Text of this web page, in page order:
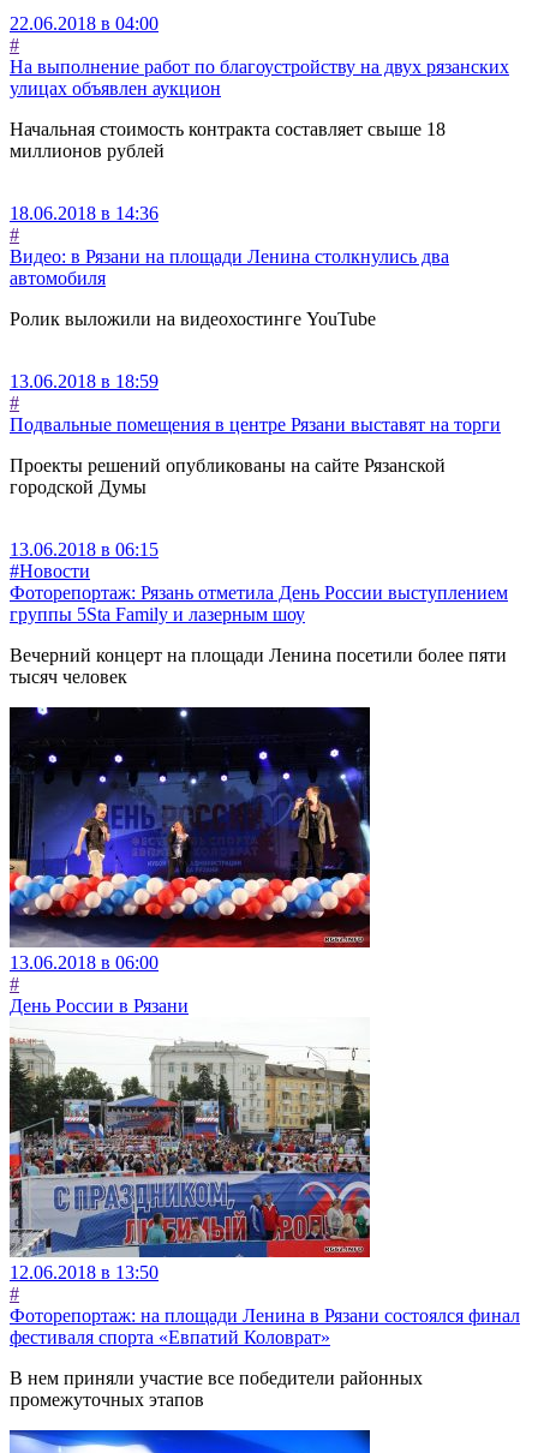
22.06.2018 в 04:00
#
На выполнение работ по благоустройству на двух рязанских
улицах объявлен аукцион
Начальная стоимость контракта составляет свыше 18
миллионов рублей
18.06.2018 в 14:36
#
Видео: в Рязани на площади Ленина столкнулись два
автомобиля
Ролик выложили на видеохостинге YouTube
13.06.2018 в 18:59
#
Подвальные помещения в центре Рязани выставят на торги
Проекты решений опубликованы на сайте Рязанской
городской Думы
13.06.2018 в 06:15
#Новости
Фоторепортаж: Рязань отметила День России выступлением
группы 5Sta Family и лазерным шоу
Вечерний концерт на площади Ленина посетили более пяти
тысяч человек
13.06.2018 в 06:00
#
День России в Рязани
12.06.2018 в 13:50
#
Фоторепортаж: на площади Ленина в Рязани состоялся финал
фестиваля спорта «Евпатий Коловрат»
В нем приняли участие все победители районных
промежуточных этапов